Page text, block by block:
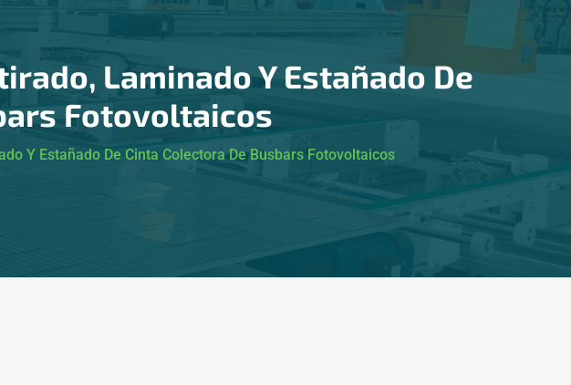
Laminado Y Estañado De
Fotovoltaicos
Y Estañado De Cinta Colectora De Busbars Fotovoltaicos